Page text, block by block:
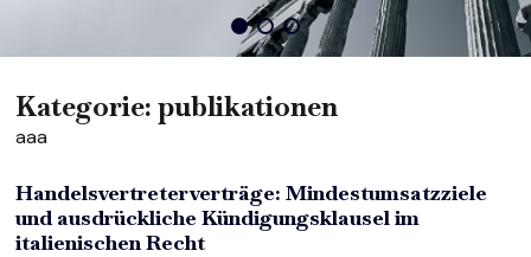
Kategorie:publikationen
aaa
Handelsvertreterverträge: Mindestumsatzziele
und ausdrückliche Kündigungsklausel im
italienischen Recht